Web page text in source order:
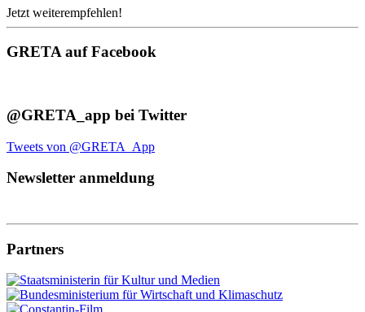
Jetzt weiterempfehlen!
GRETA auf Facebook
@GRETA_app bei Twitter
Tweets von @GRETA_App
Newsletter anmeldung
Partners